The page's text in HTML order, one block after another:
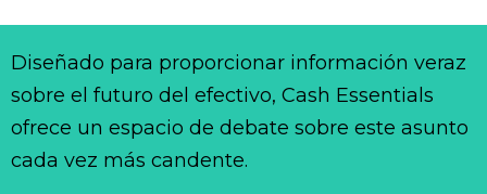
Diseñado para proporcionar información veraz
sobre el futuro del efectivo, Cash Essentials
ofrece un espacio de debate sobre este asunto
cada vez más candente.